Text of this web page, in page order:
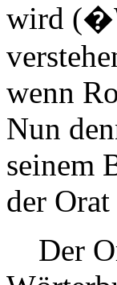
wird
wenn
Nun
seinem
der
Der